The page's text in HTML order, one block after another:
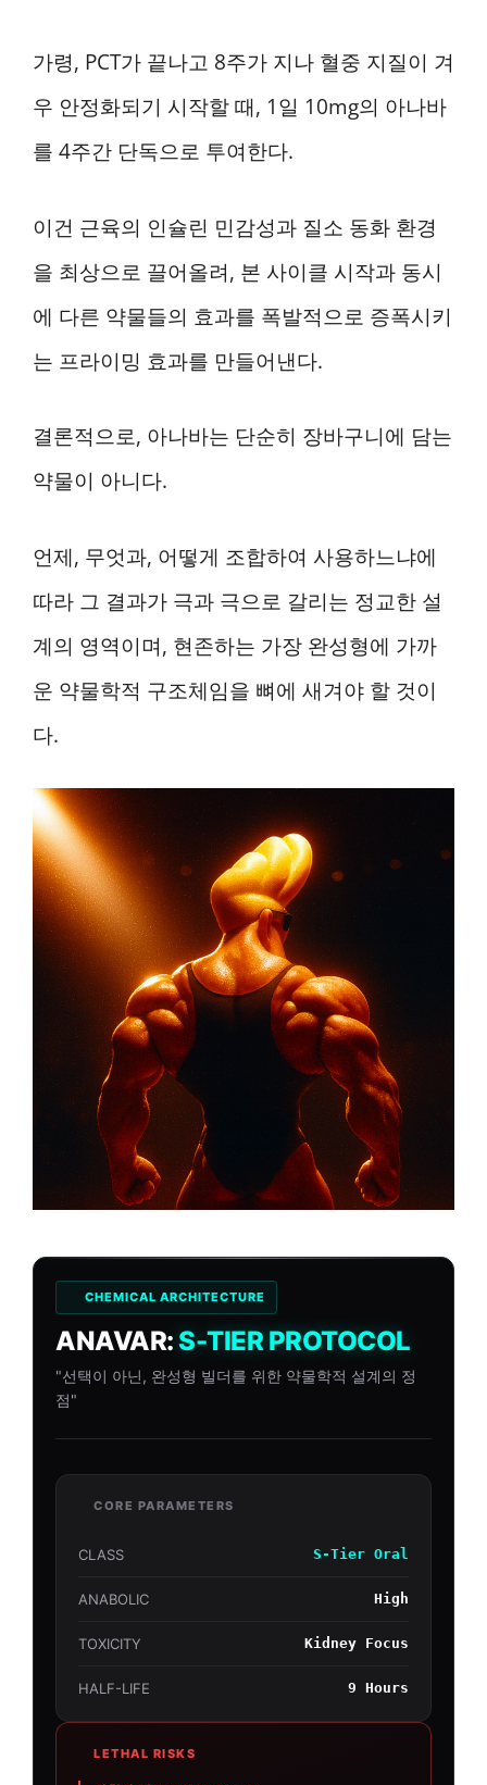
가령, PCT가 끝나고 8주가 지나 혈중 지질이 겨
우 안정화되기 시작할 때, 1일 10mg의 아나바
를 4주간 단독으로 투여한다.
이건 근육의 인슐린 민감성과 질소 동화 환경
을 최상으로 끌어올려, 본 사이클 시작과 동시
에 다른 약물들의 효과를 폭발적으로 증폭시키
는 프라이밍 효과를 만들어낸다.
결론적으로, 아나바는 단순히 장바구니에 담는
약물이 아니다.
언제, 무엇과, 어떻게 조합하여 사용하느냐에
따라 그 결과가 극과 극으로 갈리는 정교한 설
계의 영역이며, 현존하는 가장 완성형에 가까
운 약물학적 구조체임을 뼈에 새겨야 할 것이
다.